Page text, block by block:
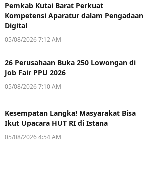
Pemkab Kutai Barat Perkuat
Kompetensi Aparatur dalam Pengadaan
Digital
05/08/2026 7:12 AM
26 Perusahaan Buka 250 Lowongan di
Job Fair PPU 2026
05/08/2026 7:10 AM
Kesempatan Langka! Masyarakat Bisa
Ikut Upacara HUT RI di Istana
05/08/2026 4:54 AM